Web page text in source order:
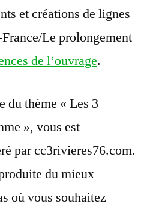
et créations de lignes
Le prolongement
de l’ouvrage.
du thème « Les 3
», vous est
par cc3rivieres76.com.
du mieux
où vous souhaitez